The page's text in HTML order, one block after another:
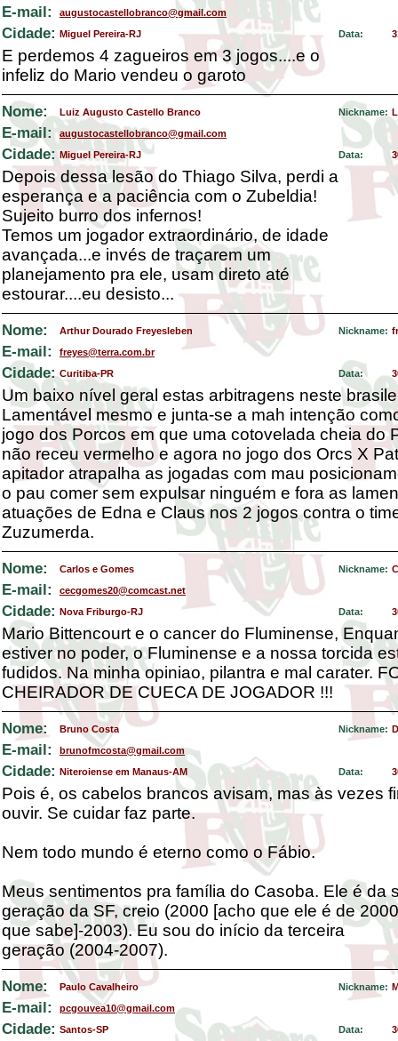
E-mail: augustocastellobranco@gmail.com
Cidade: Miguel Pereira-RJ Data:
E perdemos 4 zagueiros em 3 jogos....e o
infeliz do Mario vendeu o garoto
Nome: Luiz Augusto Castello Branco Nickname:
E-mail: augustocastellobranco@gmail.com
Cidade: Miguel Pereira-RJ Data:
Depois dessa lesão do Thiago Silva, perdi a
esperança e a paciência com o Zubeldia!
Sujeito burro dos infernos!
Temos um jogador extraordinário, de idade
avançada...e invés de traçarem um
planejamento pra ele, usam direto até
estourar....eu desisto...
Nome: Arthur Dourado Freyesleben Nickname:
E-mail: freyes@terra.com.br
Cidade: Curitiba-PR Data:
Um baixo nível geral estas arbitragens neste
Lamentável mesmo e junta-se a mah intenção
jogo dos Porcos em que uma cotovelada cheia do
não receu vermelho e agora no jogo dos Orcs X
apitador atrapalha as jogadas com mau
o pau comer sem expulsar ninguém e fora as
atuações de Edna e Claus nos 2 jogos contra o
Zuzumerda.
Nome: Carlos e Gomes Nickname:
E-mail: cecgomes20@comcast.net
Cidade: Nova Friburgo-RJ Data:
Mario Bittencourt e o cancer do Fluminense,
estiver no poder, o Fluminense e a nossa torcida
fudidos. Na minha opiniao, pilantra e mal carater.
CHEIRADOR DE CUECA DE JOGADOR !!!
Nome: Bruno Costa Nickname:
E-mail: brunofmcosta@gmail.com
Cidade: Niteroiense em Manaus-AM Data:
Pois é, os cabelos brancos avisam, mas às vezes
ouvir. Se cuidar faz parte.
Nem todo mundo é eterno como o Fábio.
Meus sentimentos pra família do Casoba. Ele é da
geração da SF, creio (2000 [acho que ele é de
que sabe]-2003). Eu sou do início da terceira
geração (2004-2007).
Nome: Paulo Cavalheiro Nickname:
E-mail: pcgouvea10@gmail.com
Cidade: Santos-SP Data: